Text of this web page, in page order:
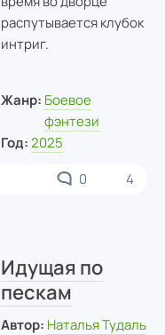
распутывается клубок
интриг.
Жанр: Боевое
фэнтези
Год: 2025
0 4
Идущая по
пескам
Автор: Наталья Тудаль